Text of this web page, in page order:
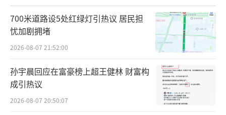
700米道路设5处红绿灯引热议 居民担
忧加剧拥堵
2026-08-07 21:52:00
孙宇晨回应在富豪榜上超王健林 财富构
成引热议
2026-08-07 20:50:07